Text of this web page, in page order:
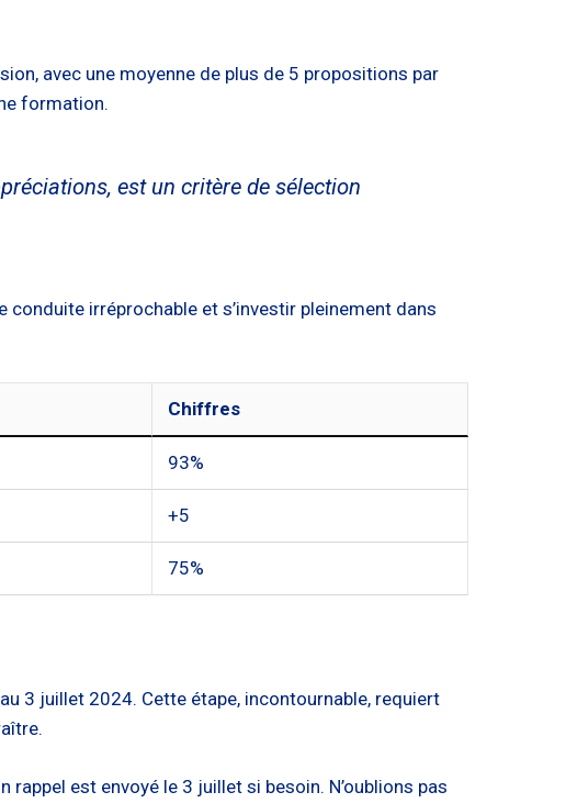
avec une moyenne de plus de 5 propositions par
formation.
est un critère de sélection
irréprochable et s’investir pleinement dans
Chiffres
93%
+5
75%
3 juillet 2024. Cette étape, incontournable, requiert
est envoyé le 3 juillet si besoin. N’oublions pas